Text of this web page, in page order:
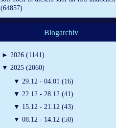
(64857)
Blogarchiv
► 2026 (1141)
▼ 2025 (2060)
▼ 29.12 - 04.01 (16)
▼ 22.12 - 28.12 (41)
▼ 15.12 - 21.12 (43)
▼ 08.12 - 14.12 (50)